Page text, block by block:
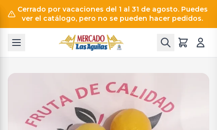
Cerrado por vacaciones del 1 al 31 de agosto. Puedes
ver el catálogo, pero no se pueden hacer pedidos.